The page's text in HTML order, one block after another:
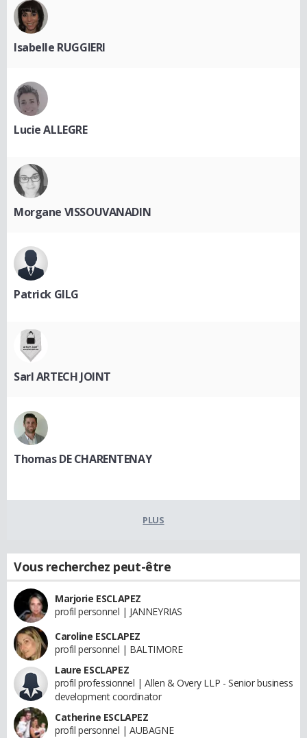
Isabelle RUGGIERI
Lucie ALLEGRE
Morgane VISSOUVANADIN
Patrick GILG
Sarl ARTECH JOINT
Thomas DE CHARENTENAY
PLUS
Vous recherchez peut-être
Marjorie ESCLAPEZ
profil personnel | JANNEYRIAS
Caroline ESCLAPEZ
profil personnel | BALTIMORE
Laure ESCLAPEZ
profil professionnel | Allen & Overy LLP - Senior business
development coordinator
Catherine ESCLAPEZ
profil personnel | AUBAGNE